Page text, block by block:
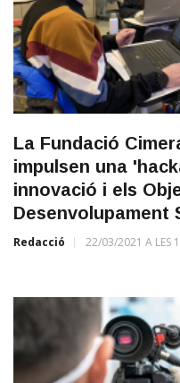
La Fundació
impulsen una
innovació i els
Desenvolupament
Redacció 22/03/2021 A LES